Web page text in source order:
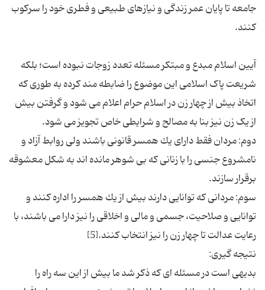
جامعه تا پایان عمر زندگی و نیازهای طبیعی و فطری خود را سرکوب
آیین اسلام مبدع و مبتکر مسئله تعدد زوجات نبوده است؛ بلکه
شریعت پاک اسلامی این موضوع را ضابطه مند کرده به طوری که
اتخاذ بیش از چهار زن در اسلام حرام اعلام می شود و گرفتن بیش
دوم: مردان فقط داراى یك همسر قانونى باشند ولى روابط آزاد و
نامشروع جنسى را با زنانى كه بى ‏شوهر مانده ‏اند به شكل معشوقه
سوم: مردانی كه توانایی دارند بیش از یك همسر را اداره كنند و
توانایی و صلاحیت، جسمى و مالى و اخلاقى را نیز دارا می باشند، با
بدیهی است در مسئله ای که ذکر شد ما بیش از این سه راه را